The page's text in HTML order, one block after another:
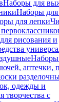
Наборы для
Наборы для
для лепки
рисования и
Наборы
аптечки,
одежды и
творчества с